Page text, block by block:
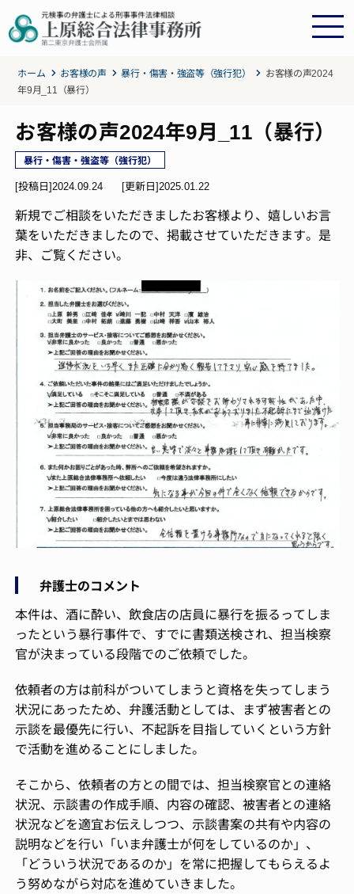
ホーム お客様の声 暴行・傷害・強盗等（強行犯）
お客様の声2024
年9月_11（暴行）
お客様の声2024年9月_11（暴行）
暴行・傷害・強盗等（強行犯）
[投稿日]2024.09.24 [更新日]2025.01.22
新規でご相談をいただきましたお客様より、嬉しいお言
葉をいただきましたので、掲載させていただきます。是
非、ご覧ください。
弁護士のコメント
本件は、酒に酔い、飲食店の店員に暴行を振るってしま
ったという暴行事件で、すでに書類送検され、担当検察
官が決まっている段階でのご依頼でした。
依頼者の方は前科がついてしまうと資格を失ってしまう
状況にあったため、弁護活動としては、まず被害者との
示談を最優先に行い、不起訴を目指していくという方針
で活動を進めることにしました。
そこから、依頼者の方との間では、担当検察官との連絡
状況、示談書の作成手順、内容の確認、被害者との連絡
状況などを適宜お伝えしつつ、示談書案の共有や内容の
説明などを行い「いま弁護士が何をしているのか」、
「どういう状況であるのか」を常に把握してもらえるよ
う努めながら対応を進めていきました。